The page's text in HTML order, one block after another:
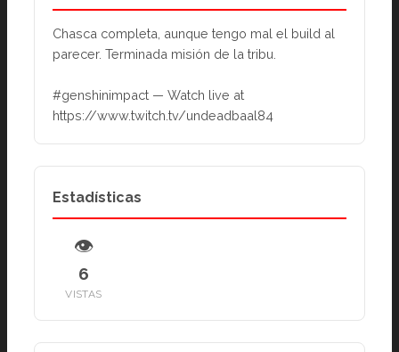
Chasca completa, aunque tengo mal el build al
parecer. Terminada misión de la tribu.
#genshinimpact — Watch live at
https://www.twitch.tv/undeadbaal84
Estadísticas
👁
6
VISTAS